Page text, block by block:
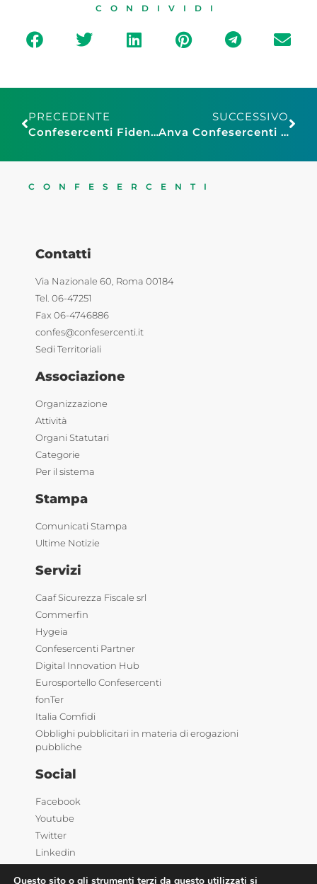
CONDIVIDI
PRECEDENTE
Confesercenti Fidenza: Hub Urbano straordinaria opportunità per le imprese
SUCCESSIVO
Anva Confesercenti Liguria su linee guida rinnovo concessioni
CONFESERCENTI
Contatti
Via Nazionale 60, Roma 00184
Tel. 06-47251
Fax 06-4746886
confes@confesercenti.it
Sedi Territoriali
Associazione
Organizzazione
Attività
Organi Statutari
Categorie
Per il sistema
Stampa
Comunicati Stampa
Ultime Notizie
Servizi
Caaf Sicurezza Fiscale srl
Commerfin
Hygeia
Confesercenti Partner
Digital Innovation Hub
Eurosportello Confesercenti
fonTer
Italia Comfidi
Obblighi pubblicitari in materia di erogazioni
pubbliche
Social
Facebook
Youtube
Twitter
Linkedin
Questo sito o gli strumenti terzi da questo utilizzati si